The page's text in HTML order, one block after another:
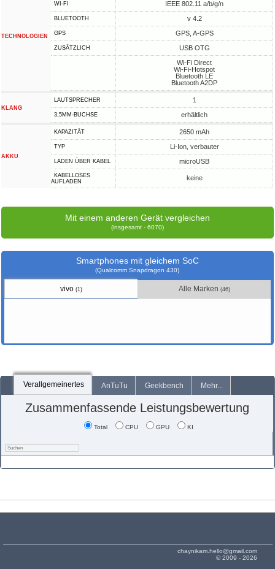
TECHNOLOGIEN
WI-FI IEEE 802.11 a/b/g/n
BLUETOOTH v 4.2
GPS GPS, A-GPS
ZUSÄTZLICH
USB OTG
Wi-Fi Direct
Wi-Fi-Hotspot
Bluetooth LE
Bluetooth A2DP
KLANG
LAUTSPRECHER 1
3,5MM-BUCHSE erhältlich
AKKU
KAPAZITÄT 2650 mAh
TYP Li-Ion, verbauter
LADEN ÜBER KABEL microUSB
KABELLOSES
AUFLADEN
keine
Mit einem anderen Gerät vergleichen
(insgesamt - 6070)
Smartphones mit gleichem SoC
(Qualcomm Snapdragon 430)
vivo (1) Alle Marken (46)
Verallgemeinertes AnTuTu Geekbench Mehr...
Zusammenfassende Leistungsbewertung
Total CPU GPU KI
chaynikam.hello@gmail.com
© 2009 - 2026